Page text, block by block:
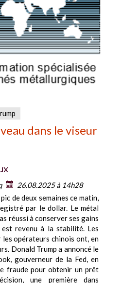
dans le viseur
26.08.2025 à 14h28
de deux semaines ce matin,
par le dollar. Le métal
réussi à conserver ses gains
revenu à la stabilité. Les
opérateurs chinois ont, en
Donald Trump a annoncé le
gouverneur de la Fed, en
fraude pour obtenir un prêt
une première dans